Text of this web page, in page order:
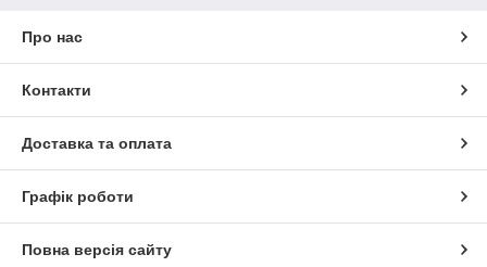
Про нас
Контакти
Доставка та оплата
Графік роботи
Повна версія сайту